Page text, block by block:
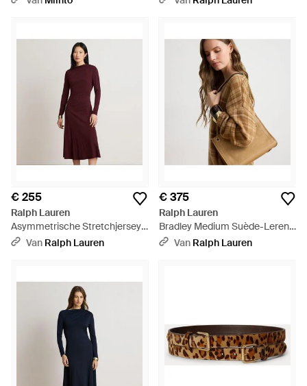
€ 255
Ralph Lauren
Asymmetrische Stretchjersey
Midi-Jurk - Rood
Van Ralph Lauren
€ 375
Ralph Lauren
Bradley Medium Suède-Leren
Draagtas - Bruin
Van Ralph Lauren